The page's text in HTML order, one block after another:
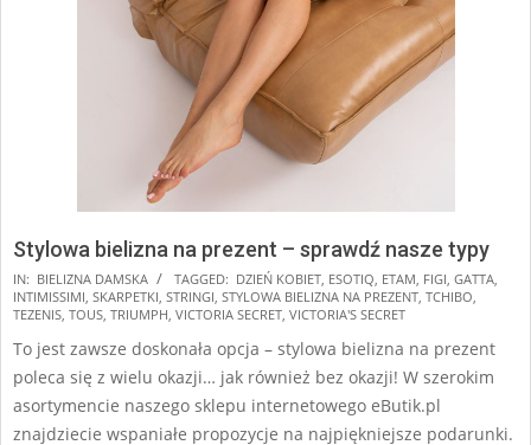
Stylowa bielizna na prezent – sprawdź nasze typy
2024-
11-
IN: BIELIZNA DAMSKA TAGGED: DZIEŃ KOBIET, ESOTIQ, ETAM, FIGI, GATTA,
INTIMISSIMI, SKARPETKI, STRINGI, STYLOWA BIELIZNA NA PREZENT, TCHIBO,
TEZENIS, TOUS, TRIUMPH, VICTORIA SECRET, VICTORIA'S SECRET
To jest zawsze doskonała opcja – stylowa bielizna na prezent
poleca się z wielu okazji… jak również bez okazji! W szerokim
asortymencie naszego sklepu internetowego eButik.pl
znajdziecie wspaniałe propozycje na najpiękniejsze podarunki.